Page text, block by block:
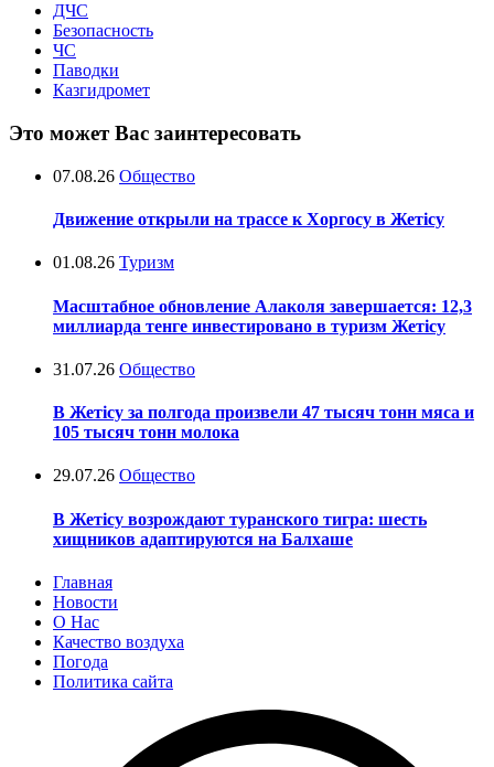
ДЧС
Безопасность
ЧС
Паводки
Казгидромет
Это может Вас заинтересовать
07.08.26 Общество
Движение открыли на трассе к Хоргосу в Жетісу
01.08.26 Туризм
Масштабное обновление Алаколя завершается: 12,3
миллиарда тенге инвестировано в туризм Жетісу
31.07.26 Общество
В Жетісу за полгода произвели 47 тысяч тонн мяса и
105 тысяч тонн молока
29.07.26 Общество
В Жетісу возрождают туранского тигра: шесть
хищников адаптируются на Балхаше
Главная
Новости
О Нас
Качество воздуха
Погода
Политика сайта